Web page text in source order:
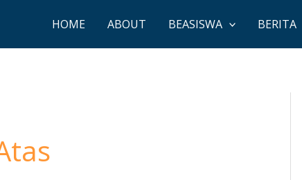
HOME ABOUT BEASISWA BERITA